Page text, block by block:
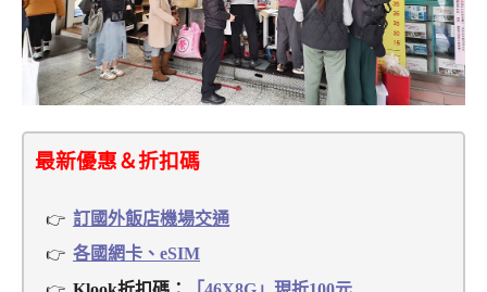
最新優惠＆折扣碼
訂國外飯店機場交通
各國網卡、eSIM